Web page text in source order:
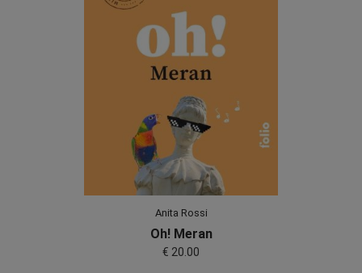
Anita Rossi
Oh! Meran
€ 20.00